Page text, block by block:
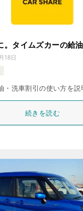
。タイムズカーの給油
18日
・洗車割引の使い方を説
続きを読む